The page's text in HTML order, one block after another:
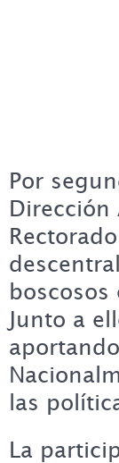
Por
Dirección
Junto a
las
La